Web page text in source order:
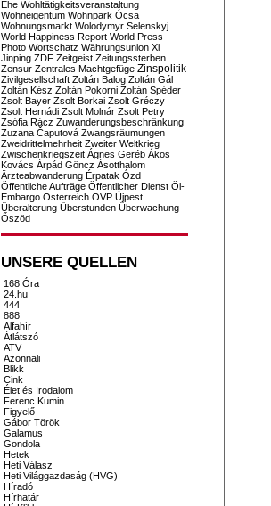
Ehe Wohltätigkeitsveranstaltung
Wohneigentum Wohnpark Ócsa
Wohnungsmarkt Wolodymyr Selenskyj
World Happiness Report World Press
Photo Wortschatz Währungsunion Xi
Jinping ZDF Zeitgeist Zeitungssterben
Zensur Zentrales Machtgefüge Zinspolitik
Zivilgesellschaft Zoltán Balog Zoltán Gál
Zoltán Kész Zoltán Pokorni Zoltán Spéder
Zsolt Bayer Zsolt Borkai Zsolt Gréczy
Zsolt Hernádi Zsolt Molnár Zsolt Petry
Zsófia Rácz Zuwanderungsbeschränkung
Zuzana Čaputová Zwangsräumungen
Zweidrittelmehrheit Zweiter Weltkrieg
Zwischenkriegszeit Ágnes Geréb Ákos
Kovács Árpád Göncz Ásotthalom
Ärzteabwanderung Érpatak Ózd
Öffentliche Aufträge Öffentlicher Dienst Öl-
Embargo Österreich ÖVP Újpest
Überalterung Überstunden Überwachung
Őszöd
UNSERE QUELLEN
168 Óra
24.hu
444
888
Alfahír
Átlátszó
ATV
Azonnali
Blikk
Cink
Élet és Irodalom
Ferenc Kumin
Figyelő
Gábor Török
Galamus
Gondola
Hetek
Heti Válasz
Heti Világgazdaság (HVG)
Híradó
Hírhatár